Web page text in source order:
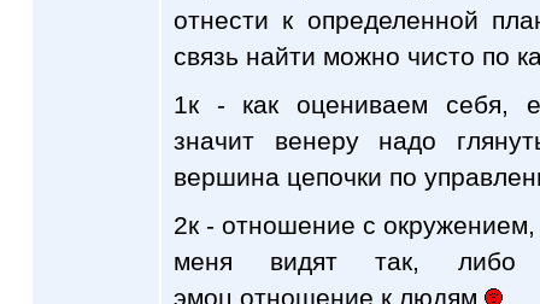
отнести к определенной
связь найти можно чисто по
1к - как оцениваем себя,
значит венеру надо
вершина цепочки по
2к - отношение с
меня видят так, либо
эмоц.отношение к людям